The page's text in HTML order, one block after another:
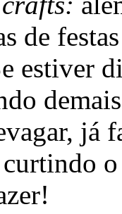
de
estiver
já
curtindo